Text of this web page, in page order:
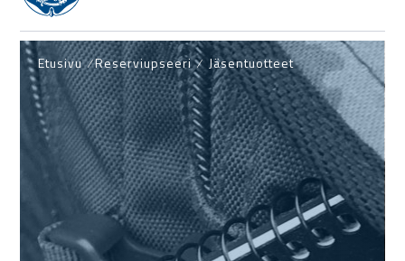
Etusivu ⁄Reserviupseeri ⁄ Jäsentuotteet